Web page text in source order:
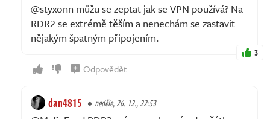
@styxonn můžu se zeptat jak se VPN používá? Na
RDR2 se extrémě těším a nenechám se zastavit
nějakým špatným připojením.
3
Odpovědět
dan4815 neděle, 26. 12., 22:53